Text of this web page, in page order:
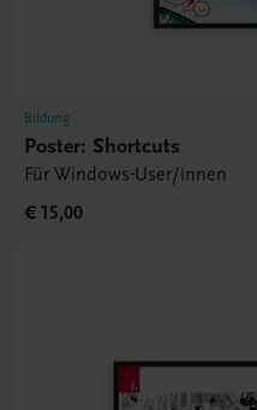
Bildung
Poster: Shortcuts
Für Windows-User/innen
€ 15,00